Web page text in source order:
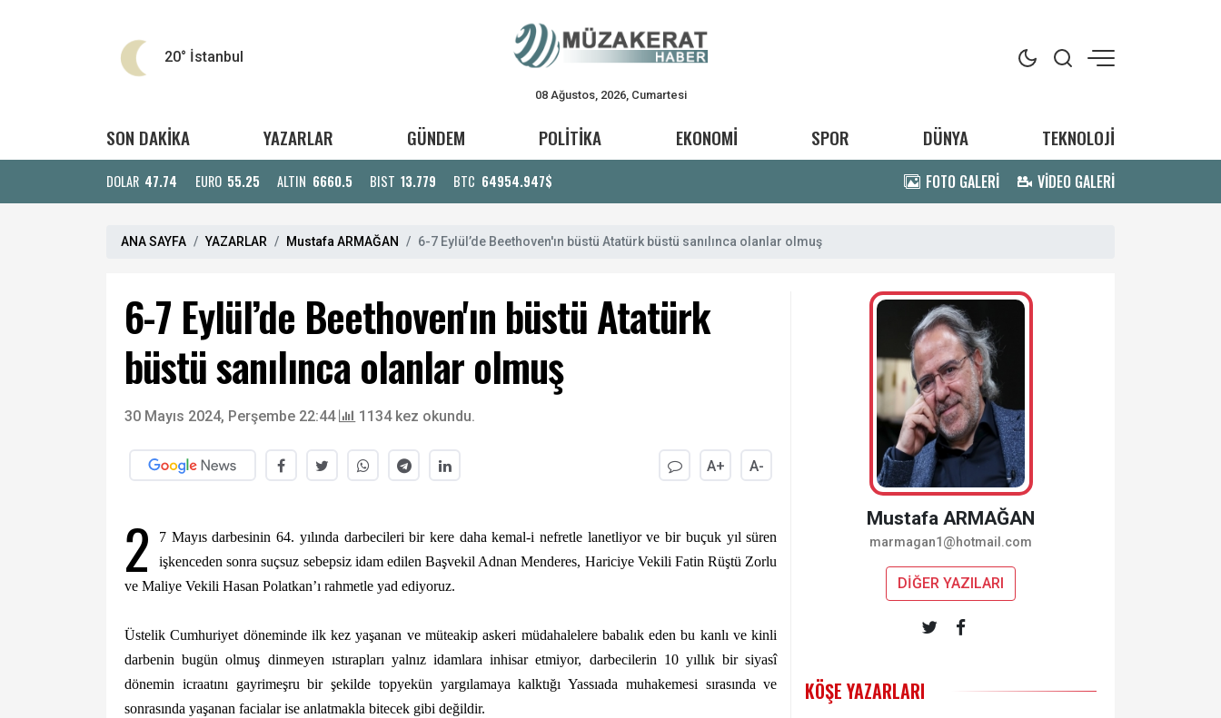
20° İstanbul
08 Ağustos, 2026, Cumartesi
SON DAKİKA YAZARLAR GÜNDEM POLİTİKA EKONOMİ SPOR DÜNYA TEKNOLOJİ
DOLAR 47.74 EURO 55.25 ALTIN 6660.5 BIST 13.779 BTC 64954.947$ FOTO GALERİ VİDEO GALERİ
ANA SAYFA YAZARLAR Mustafa ARMAĞAN 6-7 Eylül’de Beethoven'ın büstü Atatürk büstü sanılınca olanlar olmuş
6-7 Eylül’de Beethoven'ın büstü Atatürk
büstü sanılınca olanlar olmuş
30 Mayıs 2024, Perşembe 22:44 1134 kez okundu.
A+ A-
2
7 Mayıs darbesinin 64. yılında darbecileri bir kere daha kemal-i nefretle lanetliyor ve bir buçuk yıl süren
işkenceden sonra suçsuz sebepsiz idam edilen Başvekil Adnan Menderes, Hariciye Vekili Fatin Rüştü Zorlu
ve Maliye Vekili Hasan Polatkan’ı rahmetle yad ediyoruz.
Üstelik Cumhuriyet döneminde ilk kez yaşanan ve müteakip askeri müdahalelere babalık eden bu kanlı ve kinli
darbenin bugün olmuş dinmeyen ıstırapları yalnız idamlara inhisar etmiyor, darbecilerin 10 yıllık bir siyasî
dönemin icraatını gayrimeşru bir şekilde topyekün yargılamaya kalktığı Yassıada muhakemesi sırasında ve
sonrasında yaşanan facialar ise anlatmakla bitecek gibi değildir.
Mustafa ARMAĞAN
marmagan1@hotmail.com
DİĞER YAZILARI
KÖŞE YAZARLARI